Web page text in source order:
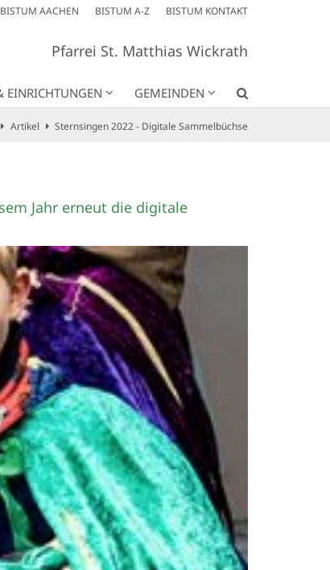
BISTUM AACHEN BISTUM A-Z BISTUM KONTAKT
Pfarrei St. Matthias Wickrath
EINRICHTUNGEN GEMEINDEN
Artikel Sternsingen 2022 - Digitale Sammelbüchse
Jahr erneut die digitale